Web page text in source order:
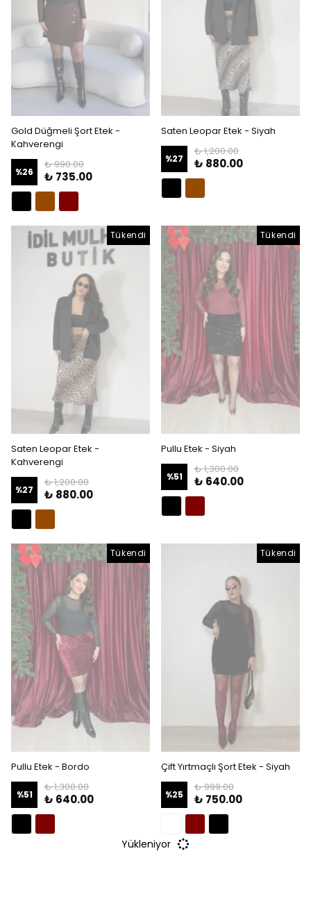
Gold Düğmeli Şort Etek -
Kahverengi
%26
₺ 990.00
₺ 735.00
Saten Leopar Etek - Siyah
%27
₺ 1,200.00
₺ 880.00
Tükendi
Saten Leopar Etek -
Kahverengi
%27
₺ 1,200.00
₺ 880.00
Tükendi
Pullu Etek - Siyah
%51
₺ 1,300.00
₺ 640.00
Tükendi
Pullu Etek - Bordo
%51
₺ 1,300.00
₺ 640.00
Tükendi
Çift Yırtmaçlı Şort Etek - Siyah
%25
₺ 999.00
₺ 750.00
Yükleniyor